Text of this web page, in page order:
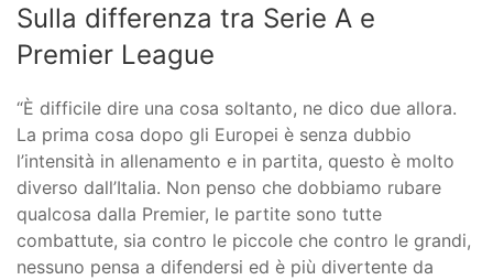
Sulla differenza tra Serie A e
Premier League
“È difficile dire una cosa soltanto, ne dico due allora.
La prima cosa dopo gli Europei è senza dubbio
l’intensità in allenamento e in partita, questo è molto
diverso dall’Italia. Non penso che dobbiamo rubare
qualcosa dalla Premier, le partite sono tutte
combattute, sia contro le piccole che contro le grandi,
nessuno pensa a difendersi ed è più divertente da